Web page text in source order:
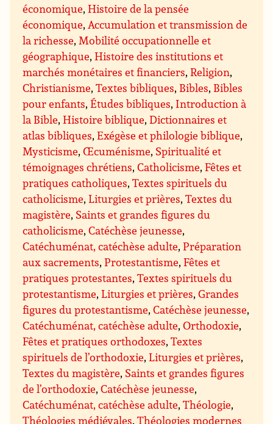
économique,Histoire de la pensée
économique, Accumulation et transmission de
la richesse, Mobilité occupationnelle et
géographique,Histoire des institutions et
marchés monétaires et financiers,Religion,
Christianisme,Textes bibliques, Bibles, Bibles
pour enfants,Études bibliques, Introduction à
la Bible,Histoire biblique,Dictionnaires et
atlas bibliques,Exégèse et philologie biblique,
Mysticisme,Œcuménisme, Spiritualité et
témoignages chrétiens,Catholicisme,Fêtes et
pratiques catholiques,Textes spirituels du
catholicisme,Liturgies et prières,Textes du
magistère, Saints et grandes figures du
catholicisme,Catéchèse jeunesse,
Catéchuménat, catéchèse adulte,Préparation
aux sacrements,Protestantisme,Fêtes et
pratiques protestantes,Textes spirituels du
protestantisme,Liturgies et prières,Grandes
figures du protestantisme,Catéchèse jeunesse,
Catéchuménat, catéchèse adulte,Orthodoxie,
Fêtes et pratiques orthodoxes,Textes
spirituels de l’orthodoxie,Liturgies et prières,
Textes du magistère, Saints et grandes figures
de l’orthodoxie,Catéchèse jeunesse,
Catéchuménat, catéchèse adulte,Théologie,
Théologies médiévales,Théologies modernes